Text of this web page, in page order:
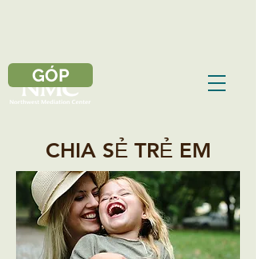
GÓP
CHIA SẺ TRẺ EM